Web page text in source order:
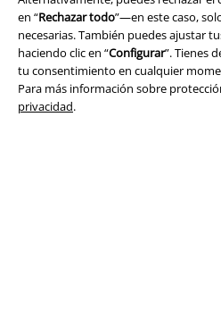
en “Rechazar todo”—en este caso,
necesarias. También puedes ajustar
haciendo clic en “Configurar”. Tienes
tu consentimiento en cualquier
Para más información sobre
privacidad.
Servicio Atención al
Ayuda (FAQ)